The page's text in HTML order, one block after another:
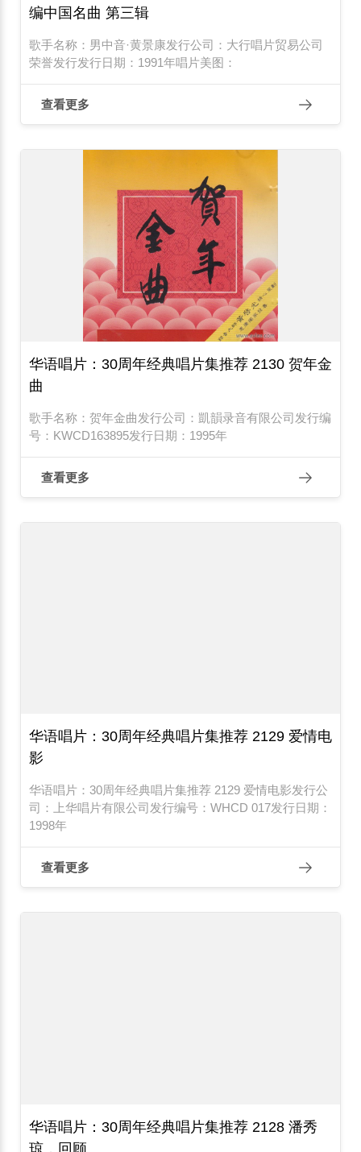
编中国名曲 第三辑
歌手名称：男中音·黄景康发行公司：大行唱片贸易公司
荣誉发行发行日期：1991年唱片美图：
查看更多
华语唱片：30周年经典唱片集推荐 2130 贺年金
曲
歌手名称：贺年金曲发行公司：凱韻录音有限公司发行编
号：KWCD163895发行日期：1995年
查看更多
华语唱片：30周年经典唱片集推荐 2129 爱情电
影
华语唱片：30周年经典唱片集推荐 2129 爱情电影发行公
司：上华唱片有限公司发行编号：WHCD 017发行日期：
1998年
查看更多
华语唱片：30周年经典唱片集推荐 2128 潘秀
琼，回顾...